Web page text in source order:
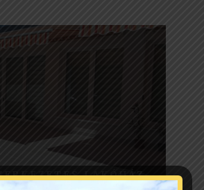
LAKÓHÁZ